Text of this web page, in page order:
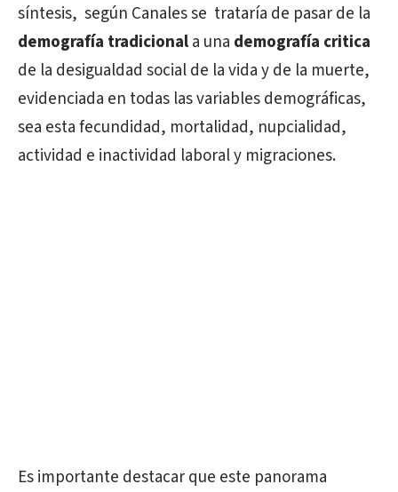
síntesis, según Canales se trataría de pasar de la
demografía tradicionala una demografía critica
de la desigualdad social de la vida y de la muerte,
evidenciada en todas las variables demográficas,
sea esta fecundidad, mortalidad, nupcialidad,
actividad e inactividad laboral y migraciones.
Es importante destacar que este panorama